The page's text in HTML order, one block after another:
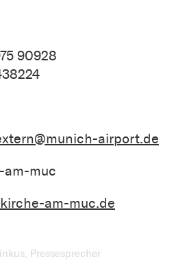
90928
airport.de
am-muc
am-muc.de
Pressesprecher